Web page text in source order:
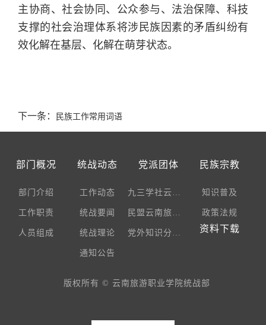
主协商、社会协同、公众参与、法治保障、科技
支撑的社会治理体系将涉民族因素的矛盾纠纷有
效化解在基层、化解在萌芽状态。
下一条： 民族工作常用词语
部门概况
部门介绍
工作职责
人员组成
统战动态
工作动态
统战要闻
统战理论
通知公告
党派团体
九三学社云南旅游职业学院支社
民盟云南旅游职业学院支部
党外知识分子和留学人员联谊会
民族宗教
知识普及
政策法规
资料下载
版权所有 © 云南旅游职业学院统战部